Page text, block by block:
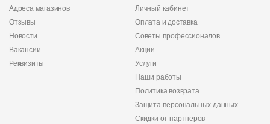
Адреса магазинов
Отзывы
Новости
Вакансии
Реквизиты
Личный кабинет
Оплата и доставка
Советы профессионалов
Акции
Услуги
Наши работы
Политика возврата
Защита персональных данных
Скидки от партнеров